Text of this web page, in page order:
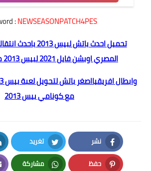
:NEWSEASONPATCH4PES
المصرياوبشن فايل 2021 لبيس 2013 من ميديا فاير
وابطال افريقيا
معكونامي بيس 2013
نشر
Facebook
تغريد
Twitter
حفظ مشاركة